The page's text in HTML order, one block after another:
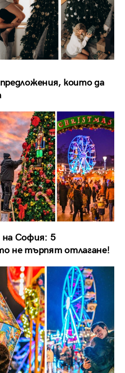
които да
на София: 5
не търпят отлагане!